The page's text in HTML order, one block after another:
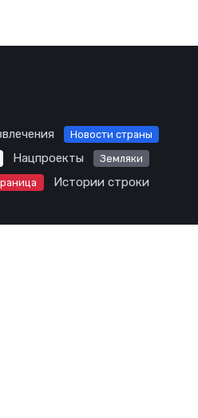
Новости страны
Нацпроекты Земляки
Истории строки